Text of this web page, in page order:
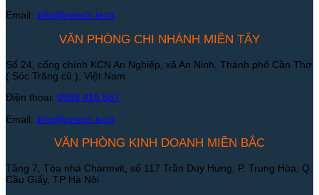
Email: info@bvtech.tech
VĂN PHÒNG CHI NHÁNH MIỀN TÂY
Số 24, cổng chính KCN An Nghiệp, xã An Ninh, Thành phố Cần Thơ
( Sóc Trăng cũ ), Việt Nam
Điện thoại: 0938 416 567
Email: info@bvtech.tech
VĂN PHÒNG KINH DOANH MIỀN BẮC
Tầng 7, Tòa nhà Charmvit, số 117 Trần Duy Hưng, P. Trung Hòa, Q.
Cầu Giấy, TP Hà Nội